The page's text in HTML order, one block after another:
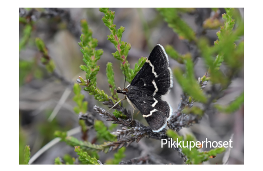
Pikkuperhoset